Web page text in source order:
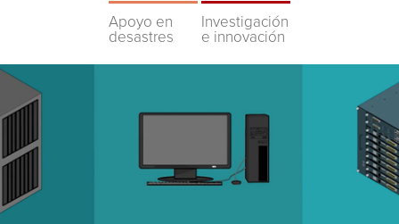
Apoyo en
desastres
Investigación
e innovación